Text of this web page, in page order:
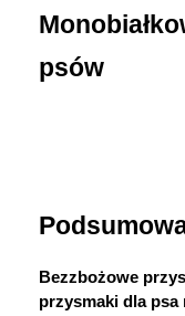
psów
Bezzbożowe
przysmaki dla psa